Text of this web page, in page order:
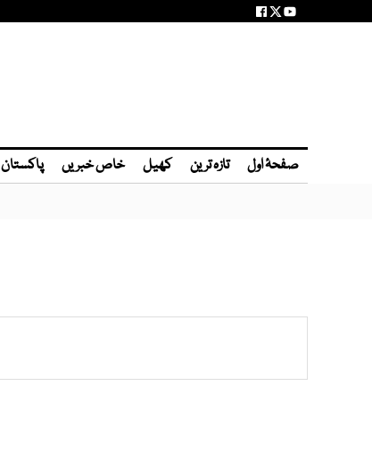
صفحۂ اول تازہ ترین کھیل خاص خبریں پاکستان